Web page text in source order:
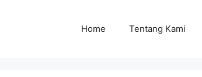
Home Tentang Kami